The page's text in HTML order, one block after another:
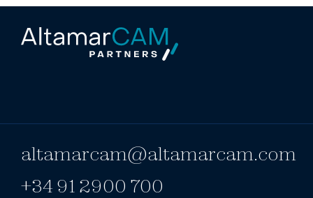
altamarcam@altamarcam.com
+34 91 2900 700